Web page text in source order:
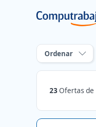
Ordenar
23 Ofertas de